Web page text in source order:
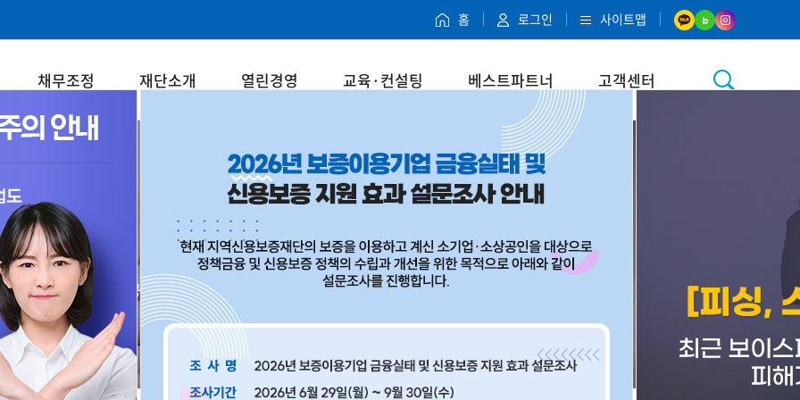
홈 로그인 사이트맵
채무조정 재단소개 열린경영 교육·컨설팅 베스트파트너 고객센터
경영지도
중소기업과 소상공인의 든든한 동반자! 강원신용보증재단